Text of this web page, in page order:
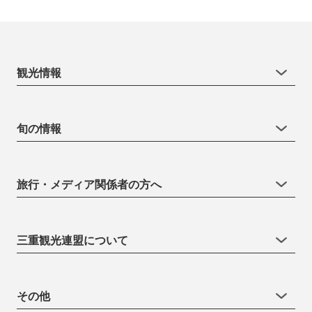
観光情報
旬の情報
旅行・メディア関係者の方へ
三重観光連盟について
その他